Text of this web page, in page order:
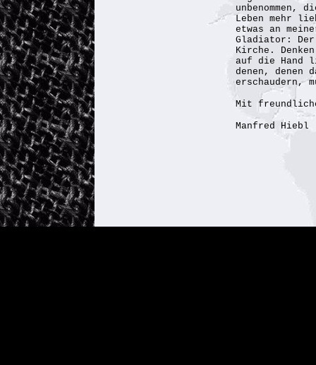
unbenommen,
Leben mehr
etwas an
Gladiator:
Kirche.
auf die Hand
denen, denen
erschaudern,
Mit
Manfred Hiebl